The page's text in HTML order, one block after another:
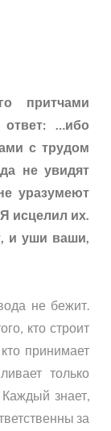
притчами
…ибо
с трудом
не увидят
уразумеют
исцелил их.
и уши ваши,
не бежит.
кто строит
принимает
только
знает,
за